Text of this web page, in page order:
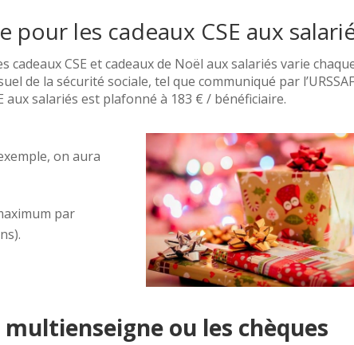
les cadeaux CSE aux
CSE et cadeaux de Noël aux salariés varie
de la sécurité sociale, tel que communiqué par
aux salariés est plafonné à 183 € / bénéficiaire.
on aura
par
multienseigne ou les chèques